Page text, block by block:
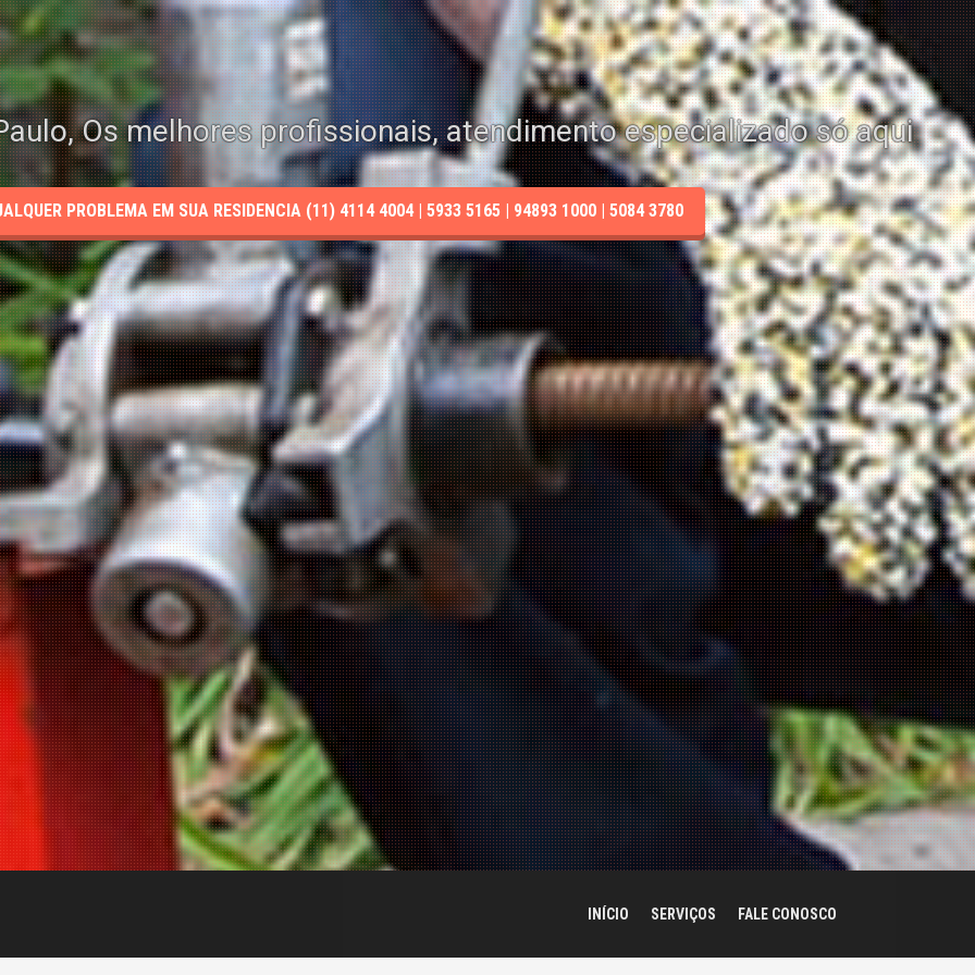
Os melhores profissionais, atendimento especializado só aqui
PROBLEMA EM SUA RESIDENCIA (11) 4114 4004 | 5933 5165 | 94893 1000 | 5084 3780
INÍCIO SERVIÇOS FALE CONOSCO